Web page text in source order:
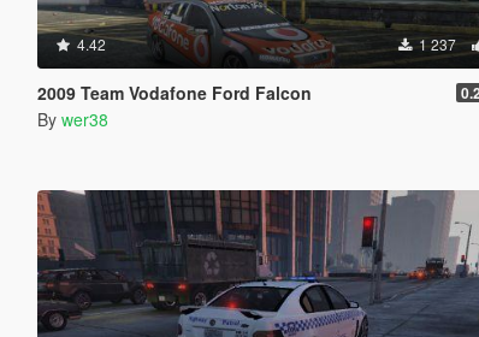
4.42 1 237
2009 Team Vodafone Ford Falcon
By wer38